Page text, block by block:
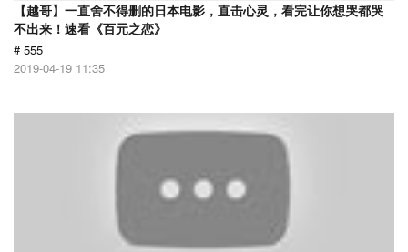
【越哥】一直舍不得删的日本电影，直击心灵，看完让你想哭都哭
不出来！速看《百元之恋》
# 555
2019-04-19 11:35